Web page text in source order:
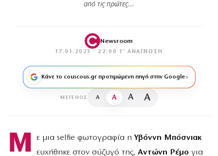
από τις πρώτες…
Newsroom
17.01.2025 · 22:00 · 1′ ΑΝΆΓΝΩΣΗ
Κάνε το couscous.gr προτιμώμενη πηγή στην Google
ΜΈΓΕΘΟΣ A A A A
Μ ε μια selfie φωτογραφία ηΥβόννη Μπόσνιακ
ευχήθηκε στον σύζυγό της, Αντώνη Ρέμογια